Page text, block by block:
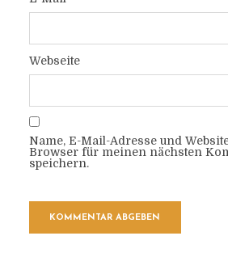
Webseite
Name, E-Mail-Adresse und
Browser für meinen nächsten
speichern.